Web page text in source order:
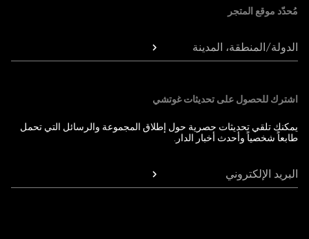
مُحدّد موقع المتجر
الدولة/المنطقة، المدينة
اشترك للحصول على تحديثات غوتشي
يمكنك تلقي تحديثات حصرية حول إطلاق المجموعة والرسائل التي تحمل
طابعاً شخصياً وأحدث أخبار الدار.
البريد الإلكتروني